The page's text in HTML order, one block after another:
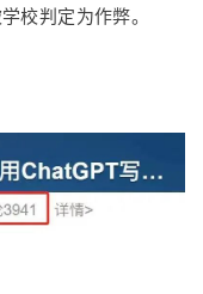
校判定为作弊。